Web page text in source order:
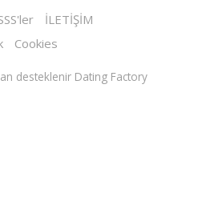
İLETİŞİM
Cookies
desteklenir Dating Factory